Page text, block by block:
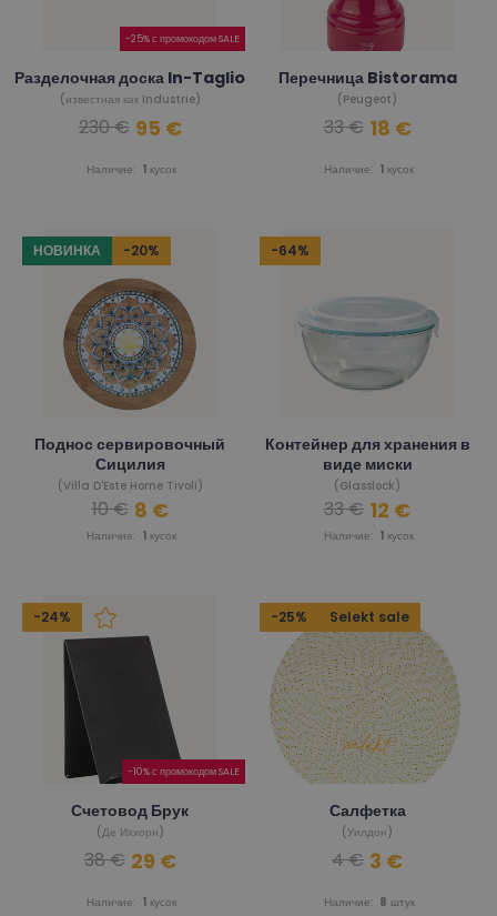
-25% с промокодом SALE
Разделочная доска In-Taglio
(известная как Industrie)
Наличие: 1 кусок
230 € 95 €
Перечница Bistorama
(Peugeot)
Наличие: 1 кусок
33 € 18 €
НОВИНКА -20%
Поднос сервировочный
Сицилия
(Villa D'Este Home Tivoli)
Наличие: 1 кусок
10 € 8 €
-64%
Контейнер для хранения в
виде миски
(Glasslock)
Наличие: 1 кусок
33 € 12 €
-24%
-10% с промокодом SALE
Счетовод Брук
(Де Иххорн)
Наличие: 1 кусок
38 € 29 €
-25% Selekt sale
Салфетка
(Уилдон)
Наличие: 8 штук
4 € 3 €